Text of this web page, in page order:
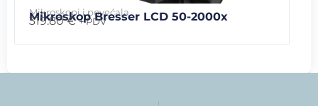
Mikroskopi i povećala
Mikroskop Bresser LCD 50-2000x
319.80€ + PDV